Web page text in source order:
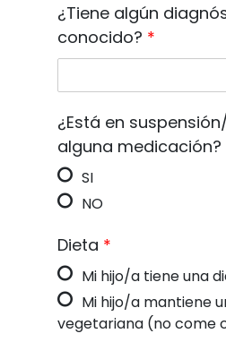
¿Tiene algún
conocido? *
¿Está en
alguna medicación?
SI
NO
Dieta *
Mi hijo/a tiene una
Mi hijo/a mantiene
vegetariana (no come